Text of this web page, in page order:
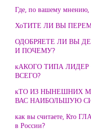
Где, по вашему
ХоТИТЕ ЛИ ВЫ
ОДОБРЯЕТЕ ЛИ ВЫ
И ПОЧЕМУ?
кАКОГО ТИПА
ВСЕГО?
кТО ИЗ НЫНЕШНИХ
ВАС НАИБОЛЬШУЮ
как вы считаете, Кто
в России?